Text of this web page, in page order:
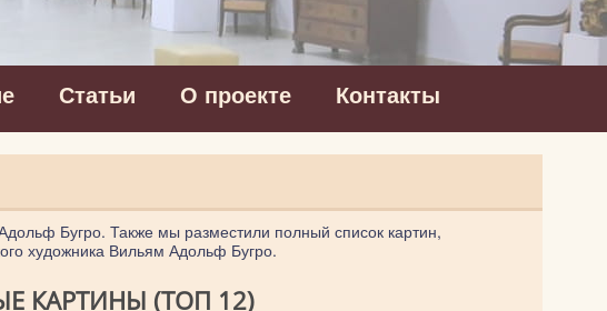
Статьи О проекте Контакты
Бугро. Также мы разместили полный список картин,
художника Вильям Адольф Бугро.
КАРТИНЫ (ТОП 12)